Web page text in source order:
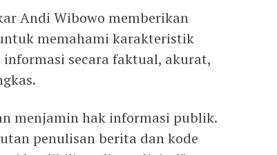
Andi Wibowo memberikan
memahami karakteristik
secara faktual, akurat,
menjamin hak informasi publik.
penulisan berita dan kode